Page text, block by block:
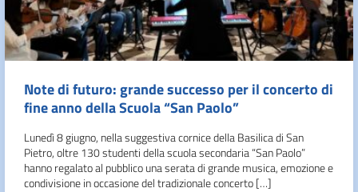
Note di futuro: grande successo per il concerto di
fine anno della Scuola “San Paolo”
Lunedì 8 giugno, nella suggestiva cornice della Basilica di San
Pietro, oltre 130 studenti della scuola secondaria “San Paolo”
hanno regalato al pubblico una serata di grande musica, emozione e
condivisione in occasione del tradizionale concerto […]